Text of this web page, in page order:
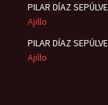
PILAR DÍAZ
Ajillo
PILAR DÍAZ
Ajillo